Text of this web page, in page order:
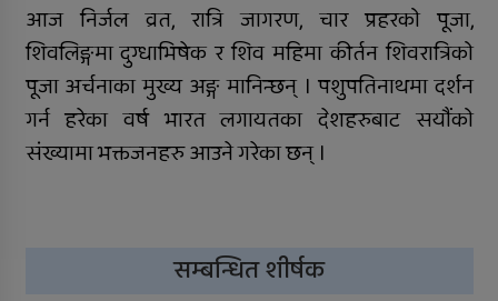
आज निर्जल व्रत, रात्रि जागरण, चार प्रहरको पूजा,
शिवलिङ्गमा दुग्धाभिषेक र शिव महिमा कीर्तन शिवरात्रिको
पूजा अर्चनाका मुख्य अङ्ग मानिन्छन् । पशुपतिनाथमा दर्शन
गर्न हरेका वर्ष भारत लगायतका देशहरुबाट सयौंको
संख्यामा भक्तजनहरु आउने गरेका छन् ।
सम्बन्धित शीर्षक